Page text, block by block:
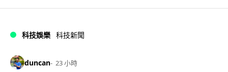
科技娛樂 科技新聞
duncan 23 小時